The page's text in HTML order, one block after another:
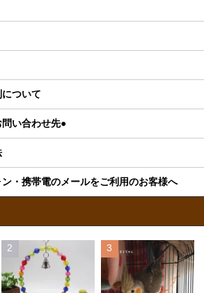
ついて
い合わせ先●
・携帯電のメールをご利用のお客様へ
2 3